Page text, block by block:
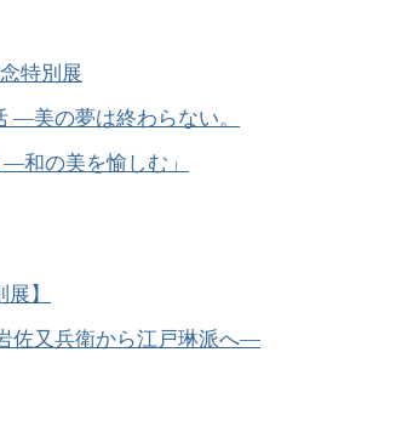
特別展
―美の夢は終わらない。
和の美を愉しむ」
】
佐又兵衛から江戸琳派へ―